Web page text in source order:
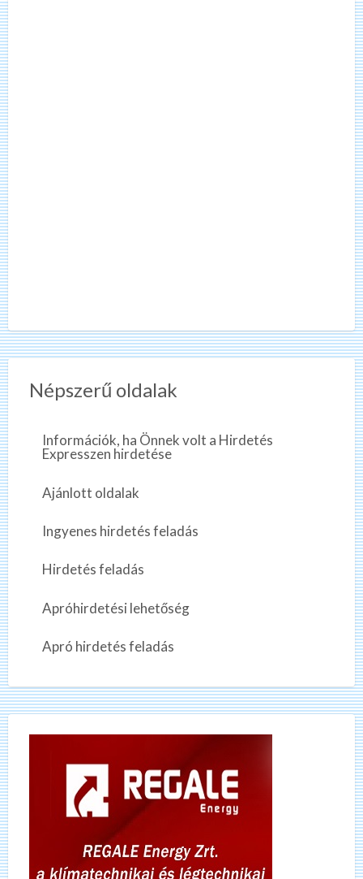
Népszerű oldalak
Információk, ha Önnek volt a Hirdetés
Expresszen hirdetése
Ajánlott oldalak
Ingyenes hirdetés feladás
Hirdetés feladás
Apróhirdetési lehetőség
Apró hirdetés feladás